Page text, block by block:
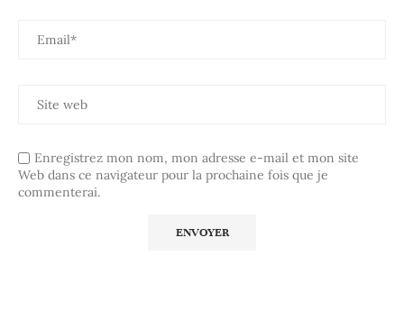
Enregistrez mon nom, mon adresse e-mail et mon site
Web dans ce navigateur pour la prochaine fois que je
commenterai.